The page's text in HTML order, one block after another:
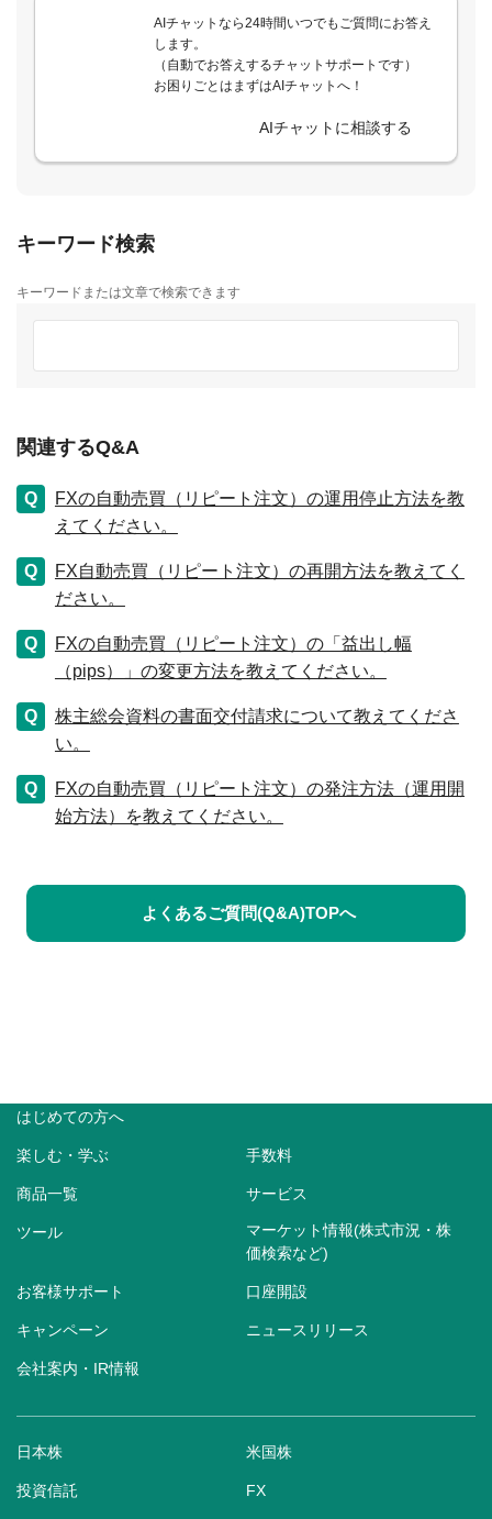
AIチャットなら24時間いつでもご質問にお答え
します。
（自動でお答えするチャットサポートです）
お困りごとはまずはAIチャットへ！
AIチャットに相談する
キーワード検索
キーワードまたは文章で検索できます
関連するQ&A
FXの自動売買（リピート注文）の運用停止方法を教
えてください。
FX自動売買（リピート注文）の再開方法を教えてく
ださい。
FXの自動売買（リピート注文）の「益出し幅
（pips）」の変更方法を教えてください。
株主総会資料の書面交付請求について教えてくださ
い。
FXの自動売買（リピート注文）の発注方法（運用開
始方法）を教えてください。
よくあるご質問(Q&A)TOPへ
はじめての方へ
楽しむ・学ぶ 手数料
商品一覧 サービス
ツール
マーケット情報(株式市況・株
価検索など)
お客様サポート 口座開設
キャンペーン ニュースリリース
会社案内・IR情報
日本株 米国株
投資信託 FX